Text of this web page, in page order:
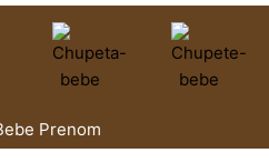
Prenom